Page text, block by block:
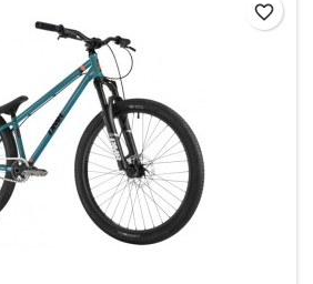
favorite_border